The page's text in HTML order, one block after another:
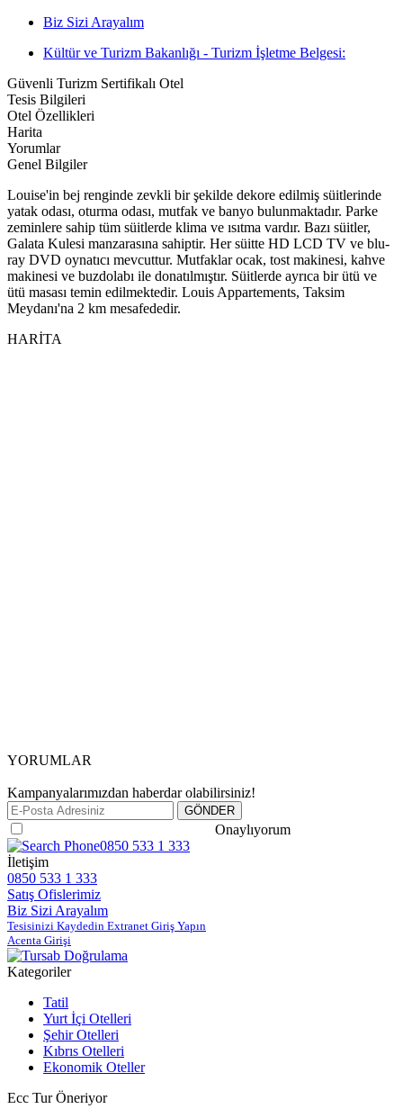
Biz Sizi Arayalım
Kültür ve Turizm Bakanlığı - Turizm İşletme Belgesi:
Güvenli Turizm Sertifikalı Otel
Tesis Bilgileri
Otel Özellikleri
Harita
Yorumlar
Genel Bilgiler
Louise'in bej renginde zevkli bir şekilde dekore edilmiş süitlerinde
yatak odası, oturma odası, mutfak ve banyo bulunmaktadır. Parke
zeminlere sahip tüm süitlerde klima ve ısıtma vardır. Bazı süitler,
Galata Kulesi manzarasına sahiptir. Her süitte HD LCD TV ve blu-
ray DVD oynatıcı mevcuttur. Mutfaklar ocak, tost makinesi, kahve
makinesi ve buzdolabı ile donatılmıştır. Süitlerde ayrıca bir ütü ve
ütü masası temin edilmektedir. Louis Appartements, Taksim
Meydanı'na 2 km mesafededir.
HARİTA
YORUMLAR
Kampanyalarımızdan haberdar olabilirsiniz!
Onaylıyorum
0850 533 1 333
İletişim
0850 533 1 333
Satış Ofislerimiz
Biz Sizi Arayalım
Tesisinizi Kaydedin Extranet Giriş Yapın
Acenta Girişi
Kategoriler
Tatil
Yurt İçi Otelleri
Şehir Otelleri
Kıbrıs Otelleri
Ekonomik Oteller
Ecc Tur Öneriyor